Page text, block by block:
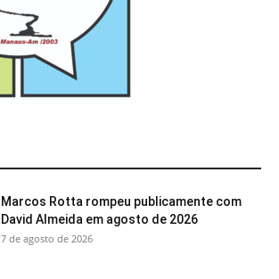
Marcos Rotta rompeu publicamente com
David Almeida em agosto de 2026
7 de agosto de 2026